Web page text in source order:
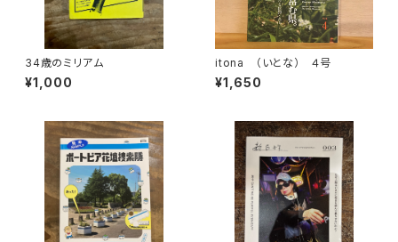
34歳のミリアム
¥1,000
itona （いとな） ４号
¥1,650